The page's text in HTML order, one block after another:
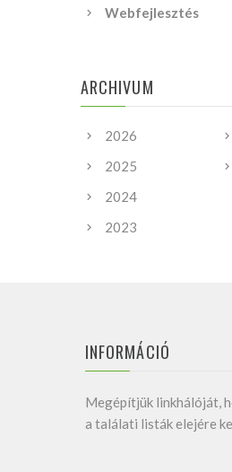
Webfejlesztés
ARCHIVUM
2026
2025
2024
2023
INFORMÁCIÓ
Megépítjük linkhálóját,
a találati listák elejére